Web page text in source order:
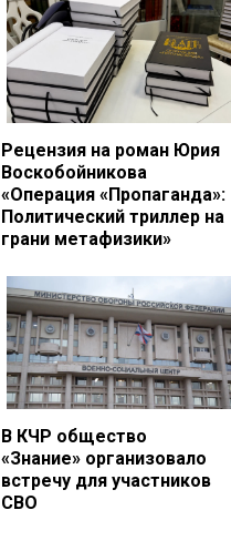
Рецензия на роман Юрия
Воскобойникова
«Операция «Пропаганда»:
Политический триллер на
грани метафизики»
В КЧР общество
«Знание» организовало
встречу для участников
СВО